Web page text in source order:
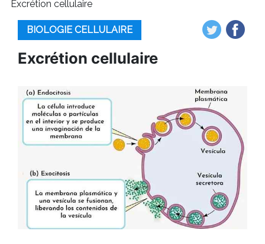
Excrétion cellulaire
BIOLOGIE CELLULAIRE
Excrétion cellulaire